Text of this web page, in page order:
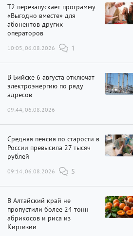
Т2 перезапускает программу
«Выгодно вместе» для
абонентов других
операторов
10:05, 06.08.2026 1
В Бийске 6 августа отключат
электроэнергию по ряду
адресов
09:44, 06.08.2026
Средняя пенсия по старости в
России превысила 27 тысяч
рублей
09:14, 06.08.2026 5
В Алтайский край не
пропустили более 24 тонн
абрикосов и риса из
Киргизии